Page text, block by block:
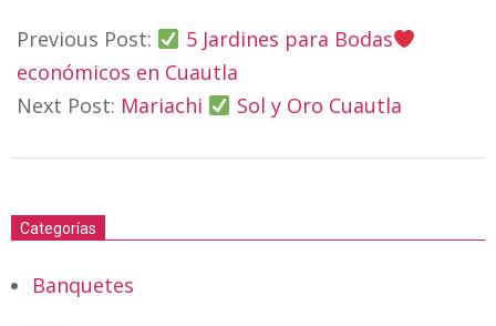
04-
21
Previous Post:
5 Jardines para Bodas
económicos en Cuautla
Next Post: Mariachi Sol y Oro Cuautla
Categorías
Banquetes